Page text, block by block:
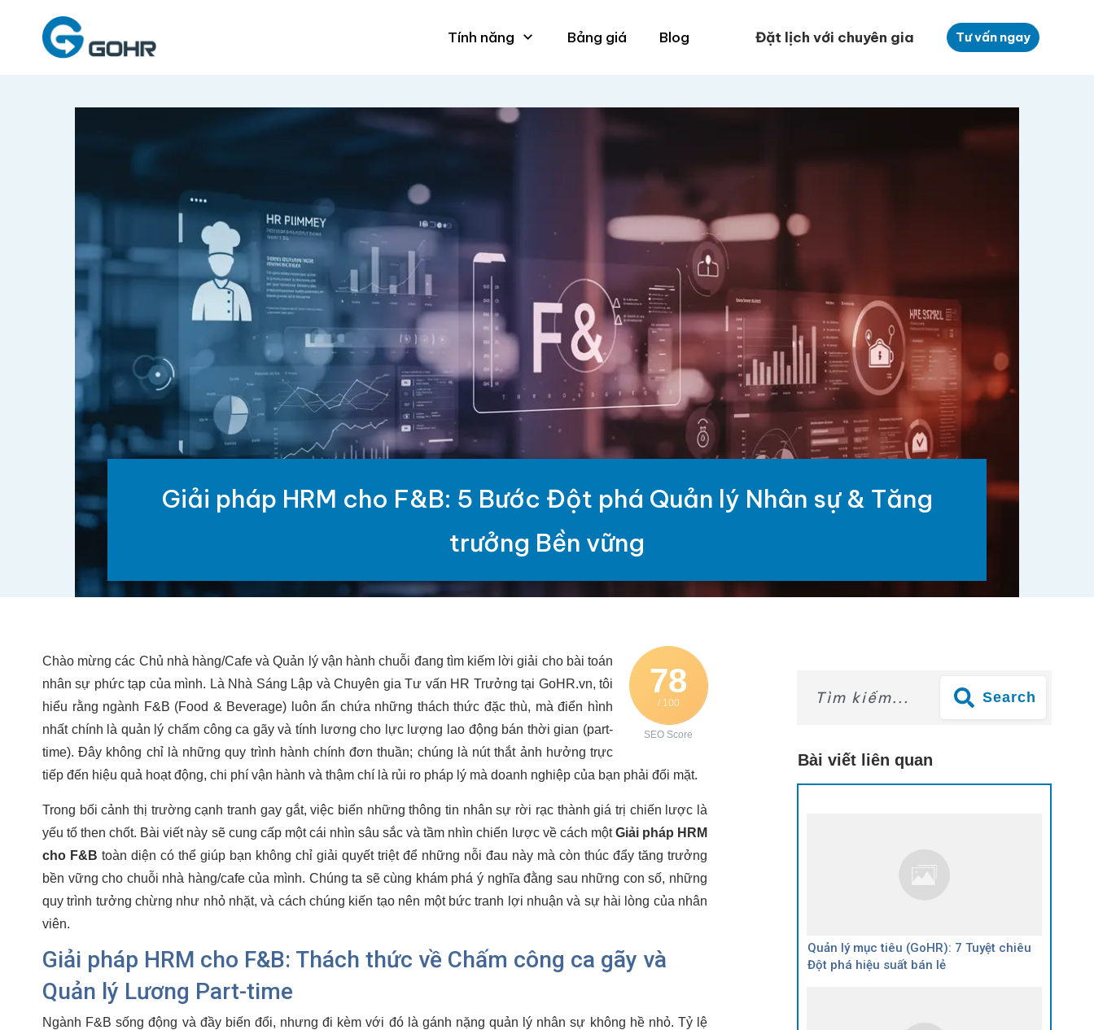
Tính năng Bảng giá Blog Đặt lịch với chuyên gia Tư vấn ngay
Giải pháp HRM cho F&B: 5 Bước Đột phá Quản lý Nhân sự & Tăng
trưởng Bền vững
78
/ 100
SEO Score
Chào mừng các Chủ nhà hàng/Cafe và Quản lý vận hành chuỗi đang tìm kiếm lời giải cho bài toán
nhân sự phức tạp của mình. Là Nhà Sáng Lập và Chuyên gia Tư vấn HR Trưởng tại GoHR.vn, tôi
hiểu rằng ngành F&B (Food & Beverage) luôn ẩn chứa những thách thức đặc thù, mà điển hình
nhất chính là quản lý chấm công ca gãy và tính lương cho lực lượng lao động bán thời gian (part-
time). Đây không chỉ là những quy trình hành chính đơn thuần; chúng là nút thắt ảnh hưởng trực
tiếp đến hiệu quả hoạt động, chi phí vận hành và thậm chí là rủi ro pháp lý mà doanh nghiệp của bạn phải đối mặt.
Trong bối cảnh thị trường cạnh tranh gay gắt, việc biến những thông tin nhân sự rời rạc thành giá trị chiến lược là
yếu tố then chốt. Bài viết này sẽ cung cấp một cái nhìn sâu sắc và tầm nhìn chiến lược về cách mộtGiải pháp HRM
cho F&B toàn diện có thể giúp bạn không chỉ giải quyết triệt để những nỗi đau này mà còn thúc đẩy tăng trưởng
bền vững cho chuỗi nhà hàng/cafe của mình. Chúng ta sẽ cùng khám phá ý nghĩa đằng sau những con số, những
quy trình tưởng chừng như nhỏ nhặt, và cách chúng kiến tạo nên một bức tranh lợi nhuận và sự hài lòng của nhân
viên.
Giải pháp HRM cho F&B: Thách thức về Chấm công ca gãy và
Quản lý Lương Part-time
Ngành F&B sống động và đầy biến đổi, nhưng đi kèm với đó là gánh nặng quản lý nhân sự không hề nhỏ. Tỷ lệ
Search
Bài viết liên quan
Quản lý mục tiêu (GoHR): 7 Tuyệt chiêu
Đột phá hiệu suất bán lẻ